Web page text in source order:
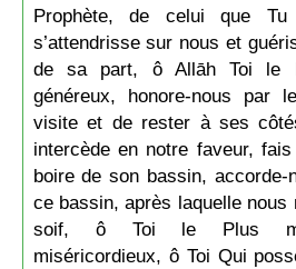
Prophète, de celui que
s’attendrisse sur nous et
de sa part, ô Allāh Toi le
généreux, honore-nous par
visite et de rester à ses
intercède en notre faveur,
boire de son bassin, accorde-
ce bassin, après laquelle nous
soif, ô Toi le Plus
miséricordieux, ô Toi Qui